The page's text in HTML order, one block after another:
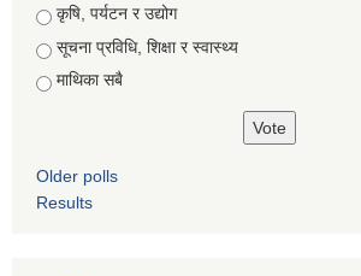
कृषि, पर्यटन र उद्योग
सूचना प्रविधि, शिक्षा र स्वास्थ्य
माथिका सबै
Older polls
Results